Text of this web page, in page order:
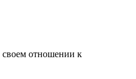
своем отношении к